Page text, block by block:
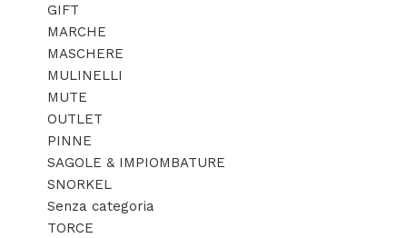
GIFT
MARCHE
MASCHERE
MULINELLI
MUTE
OUTLET
PINNE
SAGOLE & IMPIOMBATURE
SNORKEL
Senza categoria
TORCE